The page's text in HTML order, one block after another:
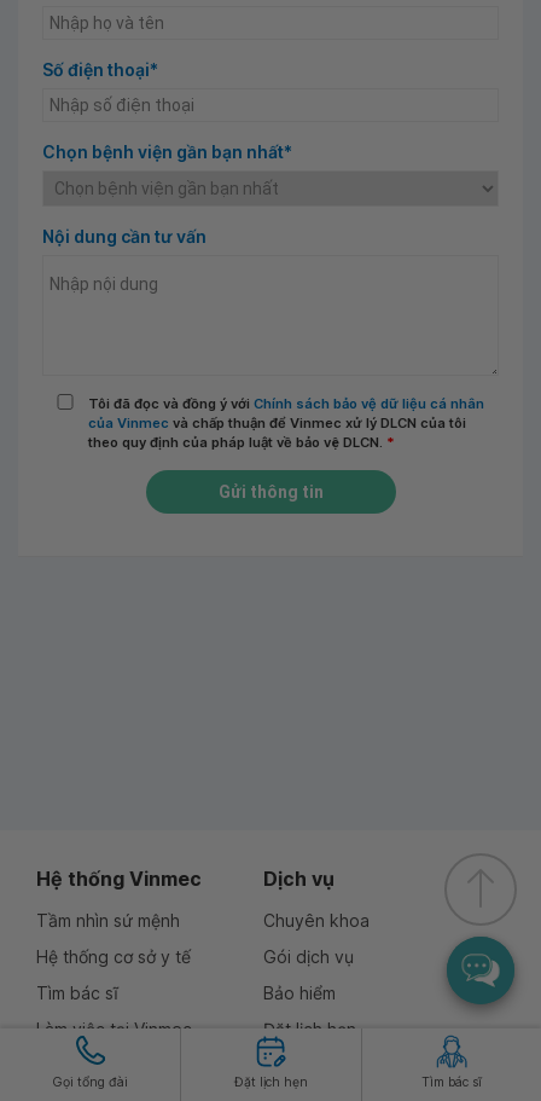
Số điện thoại*
Chọn bệnh viện gần bạn nhất*
Nội dung cần tư vấn
Tôi đã đọc và đồng ý với Chính sách bảo vệ dữ liệu cá nhân
của Vinmec và chấp thuận để Vinmec xử lý DLCN của tôi
theo quy định của pháp luật về bảo vệ DLCN. *
Gửi thông tin
Gọi tổng đài Đặt lịch hẹn Tìm bác sĩ
Hệ thống Vinmec
Tầm nhìn sứ mệnh
Hệ thống cơ sở y tế
Tìm bác sĩ
Làm việc tại Vinmec
Dịch vụ
Chuyên khoa
Gói dịch vụ
Bảo hiểm
Đặt lịch hẹn
Tải App MyVinmec Vinmec shop